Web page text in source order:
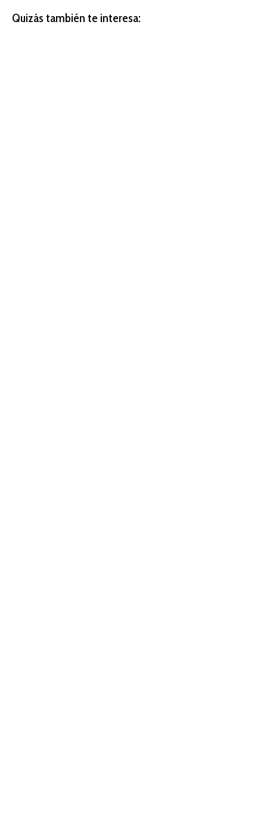
Quizás también te interesa: